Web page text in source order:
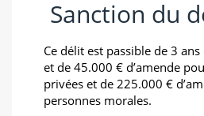
Sanction du
Ce délit est passible de 3
et de 45.000 € d’amende
privées et de 225.000 €
personnes morales.